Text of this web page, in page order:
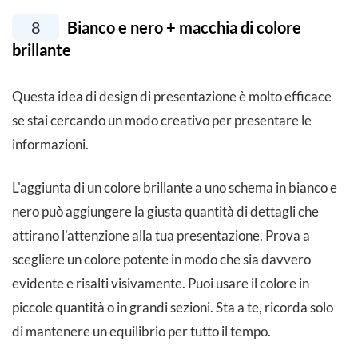
8
Bianco e nero + macchia di colore
brillante
Questa idea di design di presentazione è molto efficace
se stai cercando un modo creativo per presentare le
informazioni.
L'aggiunta di un colore brillante a uno schema in bianco e
nero può aggiungere la giusta quantità di dettagli che
attirano l'attenzione alla tua presentazione. Prova a
scegliere un colore potente in modo che sia davvero
evidente e risalti visivamente. Puoi usare il colore in
piccole quantità o in grandi sezioni. Sta a te, ricorda solo
di mantenere un equilibrio per tutto il tempo.